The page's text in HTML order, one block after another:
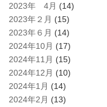
2023年 4月 (14)
2023年２月 (15)
2023年６月 (14)
2024年10月 (17)
2024年11月 (15)
2024年12月 (10)
2024年1月 (14)
2024年2月 (13)